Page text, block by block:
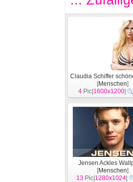
Claudia Schiffer
[Menschen]
4 Pic| 1600x1200
Jensen Ackles
[Menschen]
13 Pic| 1280x1024